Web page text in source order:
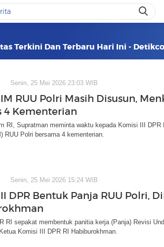
Terkini Dan Terbaru Hari Ini -
Senin, 25 Mei 2026 23:03 WIB
RUU Polri Masih Disusun,
4 Kementerian
RI, Supratman meminta waktu kepada Komisi III
RUU Polri bersama 4 kementerian.
Senin, 25 Mei 2026 15:24 WIB
DPR Bentuk Panja RUU Polri,
RI sepakat membentuk panitia kerja (Panja) Revisi
Komisi III DPR RI Habiburokhman.